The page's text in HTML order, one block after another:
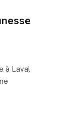
à Laval